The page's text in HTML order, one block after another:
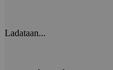
Ladataan...